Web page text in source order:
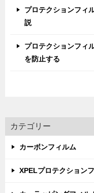
プロテクションフィ
説
プロテクションフィ
を防止する
カテゴリー
カーボンフィルム
XPELプロテクション